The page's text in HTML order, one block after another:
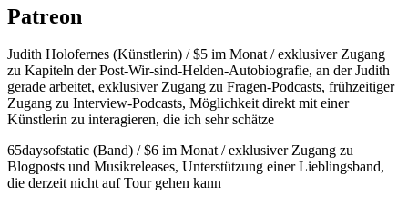
Patreon
Judith Holofernes (Künstlerin) / $5 im Monat / exklusiver Zugang
zu Kapiteln der Post-Wir-sind-Helden-Autobiografie, an der Judith
gerade arbeitet, exklusiver Zugang zu Fragen-Podcasts, frühzeitiger
Zugang zu Interview-Podcasts, Möglichkeit direkt mit einer
Künstlerin zu interagieren, die ich sehr schätze
65daysofstatic (Band) / $6 im Monat / exklusiver Zugang zu
Blogposts und Musikreleases, Unterstützung einer Lieblingsband,
die derzeit nicht auf Tour gehen kann